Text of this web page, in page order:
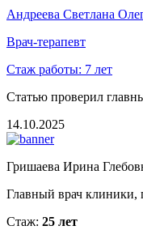
Андреева Светлана
Врач-терапевт
Стаж работы: 7 лет
Статью проверил
14.10.2025
Гришаева Ирина
Главный врач клиники,
Стаж: 25 лет